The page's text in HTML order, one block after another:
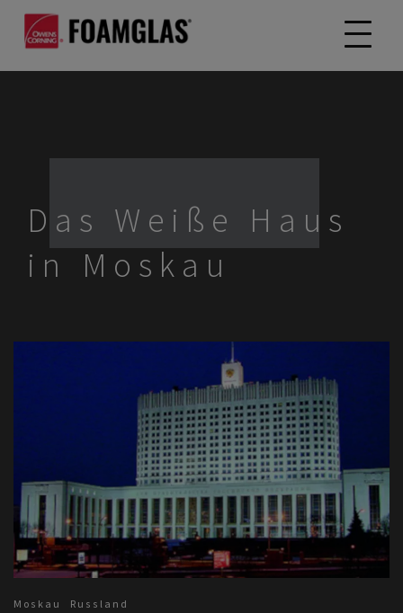
Das Weiße Haus
in Moskau
Moskau Russland